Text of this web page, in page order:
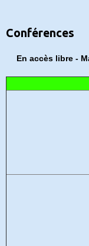
Conférences
En accès libre -